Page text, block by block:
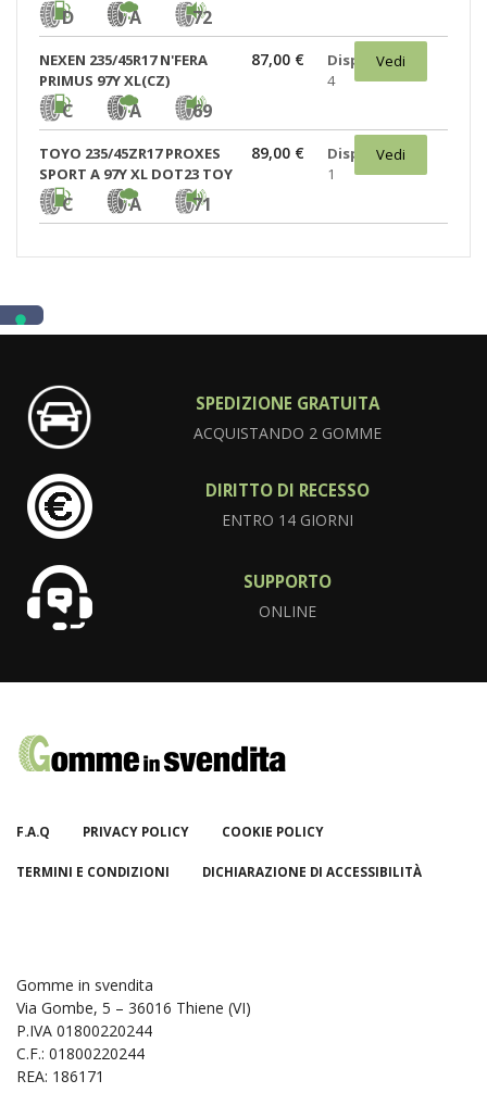
D A 72
NEXEN 235/45R17 N'FERA
PRIMUS 97Y XL(CZ)
C A 69
87,00 €
Disponibili:
4
Vedi
TOYO 235/45ZR17 PROXES
SPORT A 97Y XL DOT23 TOY
C A 71
89,00 €
Disponibili:
1
Vedi
SPEDIZIONE GRATUITA
ACQUISTANDO 2 GOMME
DIRITTO DI RECESSO
ENTRO 14 GIORNI
SUPPORTO
ONLINE
F.A.Q PRIVACY POLICY COOKIE POLICY
TERMINI E CONDIZIONI DICHIARAZIONE DI ACCESSIBILITÀ
Gomme in svendita
Via Gombe, 5 – 36016 Thiene (VI)
P.IVA 01800220244
C.F.: 01800220244
REA: 186171